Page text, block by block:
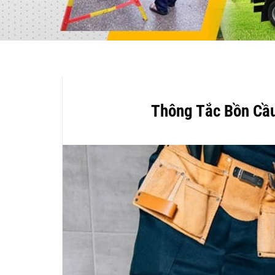
Thông Tắc Bồn